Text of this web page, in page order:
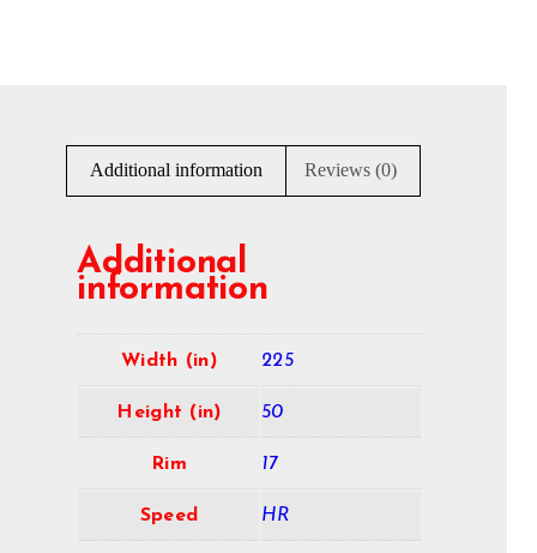
Additional information Reviews (0)
Additional
information
Width (in) 225
Height (in) 50
Rim 17
Speed HR